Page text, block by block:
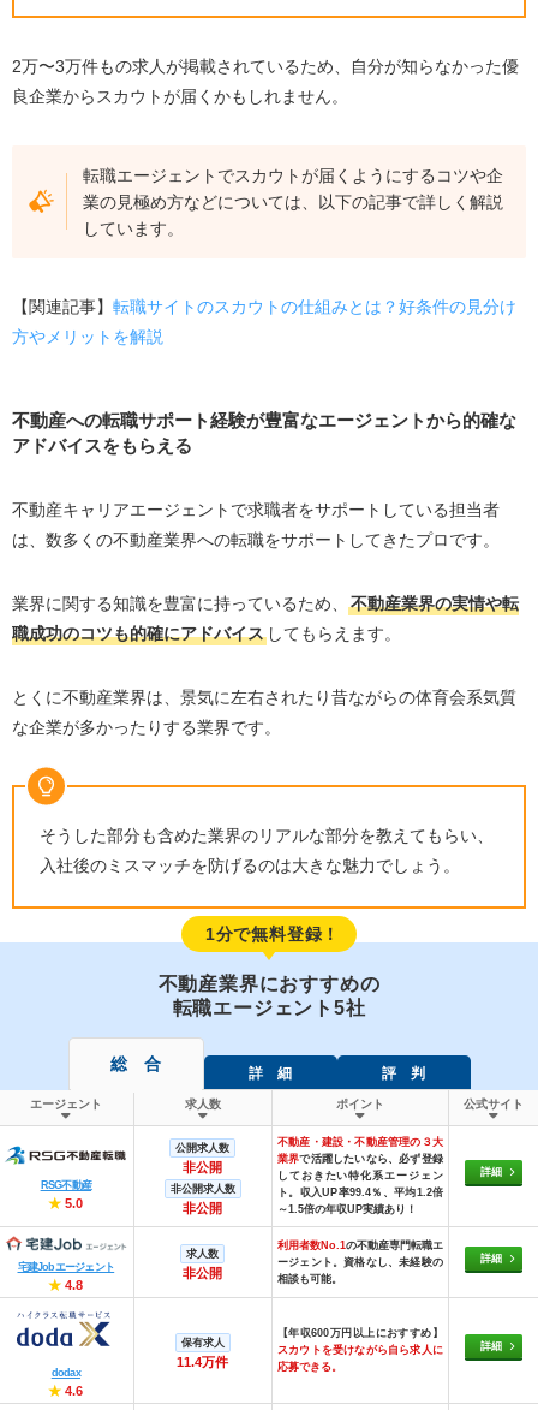
2万〜3万件もの求人が掲載されているため、自分が知らなかった優
良企業からスカウトが届くかもしれません。
転職エージェントでスカウトが届くようにするコツや企
業の見極め方などについては、以下の記事で詳しく解説
しています。
【関連記事】 転職サイトのスカウトの仕組みとは？好条件の見分け
方やメリットを解説
不動産への転職サポート経験が豊富なエージェントから的確な
アドバイスをもらえる
不動産キャリアエージェントで求職者をサポートしている担当者
は、数多くの不動産業界への転職をサポートしてきたプロです。
業界に関する知識を豊富に持っているため、
不動産業界の実情や転
職成功のコツも的確にアドバイスしてもらえます。
とくに不動産業界は、景気に左右されたり昔ながらの体育会系気質
な企業が多かったりする業界です。
そうした部分も含めた業界のリアルな部分を教えてもらい、
入社後のミスマッチを防げるのは大きな魅力でしょう。
1分で無料登録！
不動産業界におすすめの
転職エージェント5社
総 合 詳 細 評 判
エージェント 求人数 ポイント 公式サイト
RSG不動産
★ 5.0
公開求人数
非公開
非公開求人数
非公開
不動産・建設・不動産管理の３大
業界で活躍したいなら、必ず登録
しておきたい特化系エージェン
ト。収入UP率99.4％、平均1.2倍
～1.5倍の年収UP実績あり！
詳細
宅建Jobエージェント
★ 4.8
求人数
非公開
利用者数No.1の不動産専門転職エ
ージェント。資格なし、未経験の
相談も可能。
詳細
dodax
★ 4.6
保有求人
11.4万件
【年収600万円以上におすすめ】
スカウトを受けながら自ら求人に
応募できる。
詳細